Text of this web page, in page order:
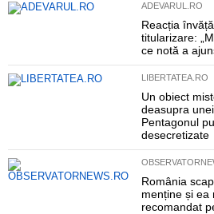
ADEVARUL.RO
Reacția
titularizare:
ce notă a
LIBERTATEA.RO
Un obiect
deasupra
Pentagonul
desecretizate
România
menține și ea
recomandat